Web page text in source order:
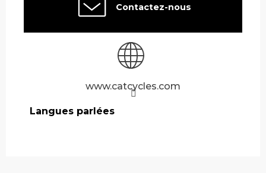
Contactez-nous
www.catcycles.com
Langues parlées
Langues parlées